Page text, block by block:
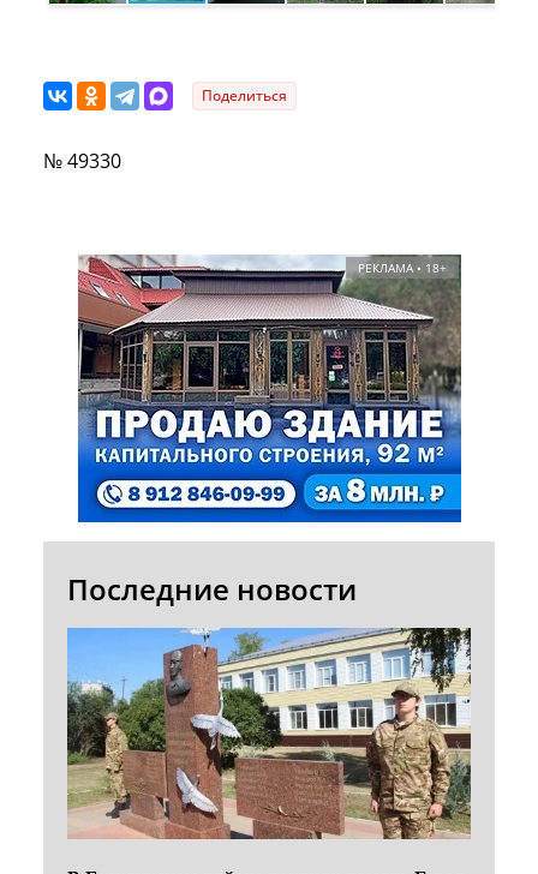
Поделиться
№ 49330
РЕКЛАМА • 18+
Последние новости